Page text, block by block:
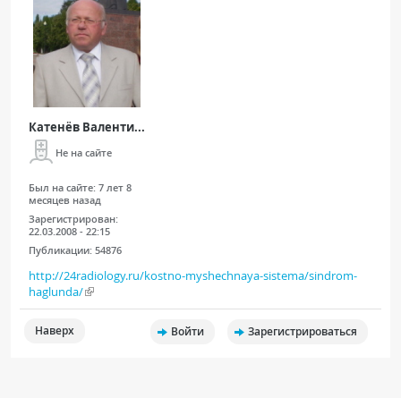
Катенёв Валенти...
Не на сайте
Был на сайте: 7 лет 8
месяцев назад
Зарегистрирован:
22.03.2008 - 22:15
Публикации: 54876
http://24radiology.ru/kostno-myshechnaya-sistema/sindrom-
haglunda/
Наверх Войти Зарегистрироваться